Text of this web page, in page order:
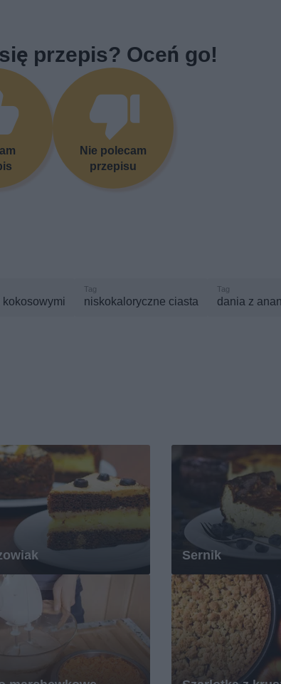
przepis? Oceń go!
Nie polecam
przepisu
niskokaloryczne ciasta dania z
Sernik